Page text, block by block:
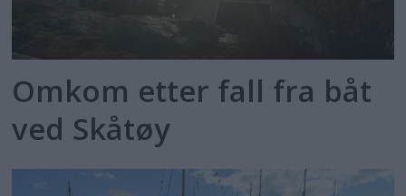
Omkom etter fall fra båt
ved Skåtøy